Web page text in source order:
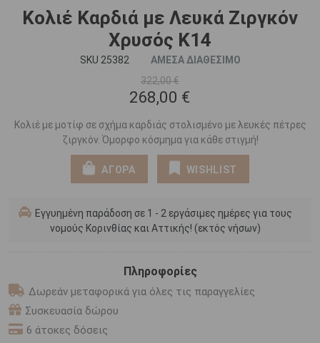
Κολιέ Καρδιά με Λευκά Ζιργκόν
Χρυσός Κ14
SKU 25382
ΑΜΕΣΑ ΔΙΑΘΕΣΙΜΟ
322,00 €
268,00 €
Κολιέ με μοτίφ σε σχήμα καρδιάς στολισμένο με λευκές πέτρες
ζιργκόν. Όμορφο κόσμημα για κάθε στιγμή!
ΑΓΟΡΑ WISHLIST
Εγγυημένη παράδοση σε 1 - 2 εργάσιμες ημέρες για τους
νομούς Κορινθίας και Αττικής! (εκτός νήσων)
Πληροφορίες
Δωρεάν μεταφορικά για όλες τις παραγγελίες
Συσκευασία δώρου
6 άτοκες δόσεις